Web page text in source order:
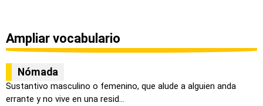
Ampliar vocabulario
Nómada
Sustantivo masculino o femenino, que alude a alguien anda
errante y no vive en una resid...